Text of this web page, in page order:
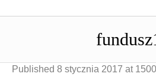
Published 8 stycznia 2017 at